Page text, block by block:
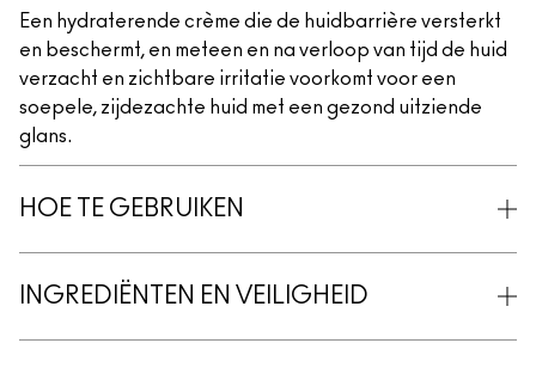
Een hydraterende crème die de huidbarrière versterkt
en beschermt, en meteen en na verloop van tijd de huid
verzacht en zichtbare irritatie voorkomt voor een
soepele, zijdezachte huid met een gezond uitziende
glans.
HOE TE GEBRUIKEN
INGREDIËNTEN EN VEILIGHEID